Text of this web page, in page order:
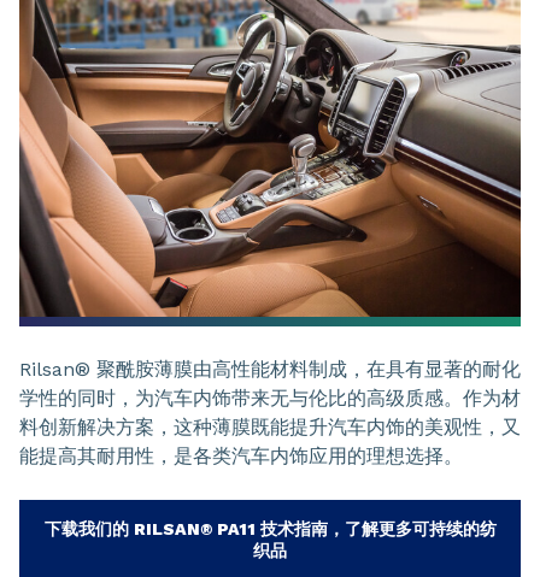
Rilsan® 聚酰胺薄膜由高性能材料制成，在具有显著的耐化
学性的同时，为汽车内饰带来无与伦比的高级质感。作为材
料创新解决方案，这种薄膜既能提升汽车内饰的美观性，又
能提高其耐用性，是各类汽车内饰应用的理想选择。
下载我们的 RILSAN® PA11 技术指南，了解更多可持续的纺
织品